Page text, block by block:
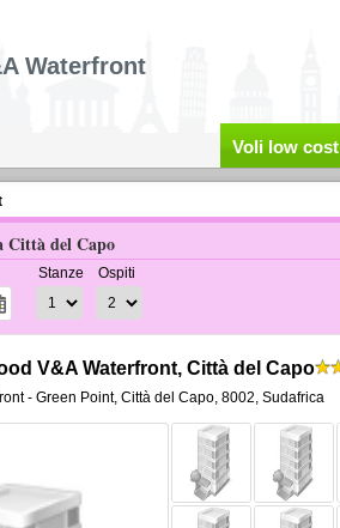
Waterfront
Voli low cost
Città del Capo
Stanze Ospiti
V&A Waterfront, Città del Capo
- Green Point, Città del Capo, 8002, Sudafrica